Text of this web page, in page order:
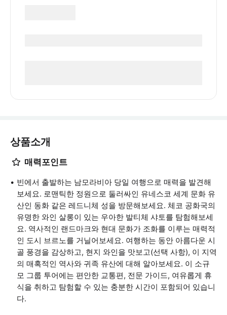
상품소개
매력포인트
빈에서 출발하는 남모라비아 당일 여행으로 매력을 발견해
보세요. 로맨틱한 정원으로 둘러싸인 유네스코 세계 문화 유
산인 동화 같은 레드니체 성을 방문해보세요. 체코 공화국의
유명한 와인 살롱이 있는 우아한 발티체 샤토를 탐험해보세
요. 역사적인 랜드마크와 현대 문화가 조화를 이루는 매력적
인 도시 브르노를 거닐어보세요. 여행하는 동안 아름다운 시
골 풍경을 감상하고, 현지 와인을 맛보고(선택 사항), 이 지역
의 매혹적인 역사와 귀족 유산에 대해 알아보세요. 이 소규
모 그룹 투어에는 편안한 교통편, 전문 가이드, 여유롭게 휴
식을 취하고 탐험할 수 있는 충분한 시간이 포함되어 있습니
다.